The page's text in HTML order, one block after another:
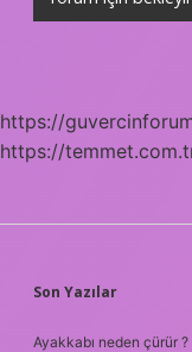
https://
https://
Son Yazılar
Ayakkabı neden çürür ?